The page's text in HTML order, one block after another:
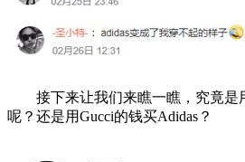
接下来让我们来瞧一瞧，究竟是
呢？还是用Gucci的钱买Adidas？